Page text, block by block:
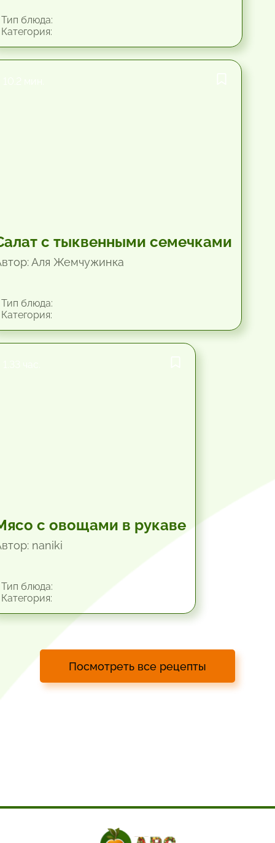
блюда:
с тыквенными семечками
Аля Жемчужинка
блюда:
с овощами в рукаве
naniki
блюда:
Посмотреть все рецепты